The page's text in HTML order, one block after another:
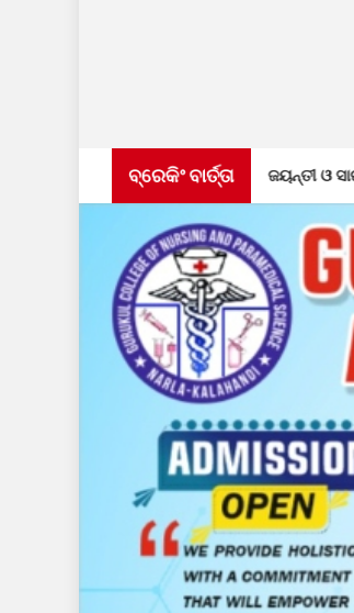
ବ୍ରେକିଂ ବାର୍ତ୍ତା
ରାଜ୍ୟସ୍ତରୀୟ ଜୟନ୍ତୀ ଓ ସାରସ୍ଵତ ସଭା ଅନୁଷ୍ଠିତ